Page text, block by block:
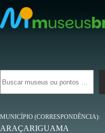
para
o
conteúdo
resultados
MUNICÍPIO (CORRESPONDÊNCIA)
ARAÇARIGUAMA